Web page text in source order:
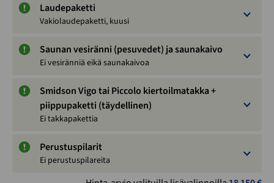
Laudepaketti
Vakiolaudepaketti, kuusi
Saunan vesiränni (pesuvedet) ja saunakaivo
Ei vesiränniä eikä saunakaivoa
Smidson Vigo tai Piccolo kiertoilmatakka +
piippupaketti (täydellinen)
Ei takkapakettia
Perustuspilarit
Ei perustuspilareita